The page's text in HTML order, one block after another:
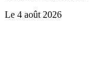
Le 4 août 2026